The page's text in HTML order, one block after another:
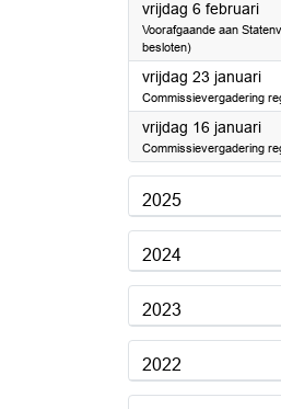
vrijdag 6 februari
Voorafgaande aan
besloten)
vrijdag 23 januari
Commissievergadering
vrijdag 16 januari
Commissievergadering
2025
2024
2023
2022